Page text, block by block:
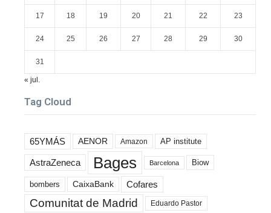
17 18 19 20 21 22 23
24 25 26 27 28 29 30
31
« jul.
Tag Cloud
65YMÁS AENOR Amazon AP institute
AstraZeneca Bages Barcelona Biow
bombers CaixaBank Cofares
Comunitat de Madrid Eduardo Pastor